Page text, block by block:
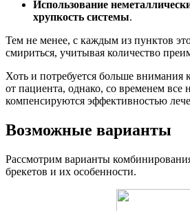
Использование
хрупкость системы.
Тем не менее, с каждым из пунктов
смириться, учитывая количество
Хоть и потребуется больше внимания
от пациента, однако, со временем все
компенсируются эффективностью
Возможные варианты
Рассмотрим варианты
брекетов и их особенности.